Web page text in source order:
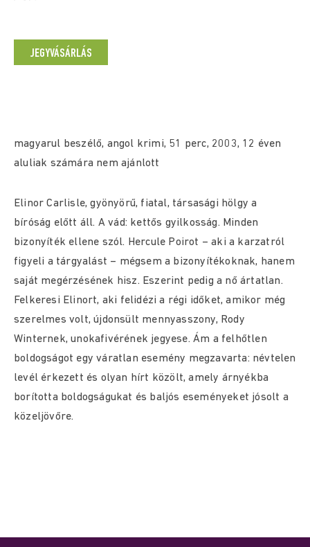
JEGYVÁSÁRLÁS
magyarul beszélő, angol krimi, 51 perc, 2003, 12 éven
aluliak számára nem ajánlott
Elinor Carlisle, gyönyörű, fiatal, társasági hölgy a
bíróság előtt áll. A vád: kettős gyilkosság. Minden
bizonyíték ellene szól. Hercule Poirot – aki a karzatról
figyeli a tárgyalást – mégsem a bizonyítékoknak, hanem
saját megérzésének hisz. Eszerint pedig a nő ártatlan.
Felkeresi Elinort, aki felidézi a régi időket, amikor még
szerelmes volt, újdonsült mennyasszony, Rody
Winternek, unokafivérének jegyese. Ám a felhőtlen
boldogságot egy váratlan esemény megzavarta: névtelen
levél érkezett és olyan hírt közölt, amely árnyékba
borította boldogságukat és baljós eseményeket jósolt a
közeljövőre.